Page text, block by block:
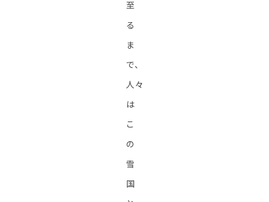
至
る
ま
で、
人々
は
こ
の
雪
国